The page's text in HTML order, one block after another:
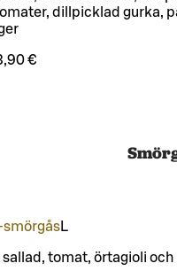
dillpicklad gurka,
€
L
sallad, tomat, örtagioli